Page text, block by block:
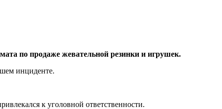
по продаже жевательной резинки и игрушек.
инциденте.
к уголовной ответственности.